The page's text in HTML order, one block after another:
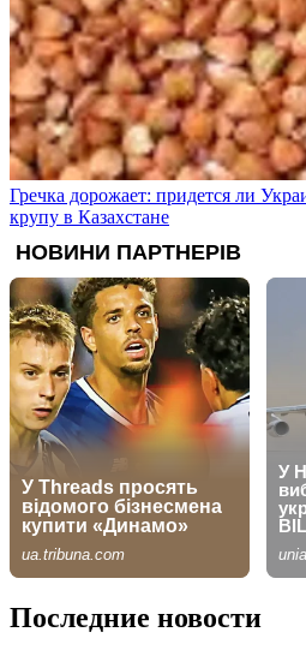
Гречка дорожает: придется ли
крупу в Казахстане
Последние новости